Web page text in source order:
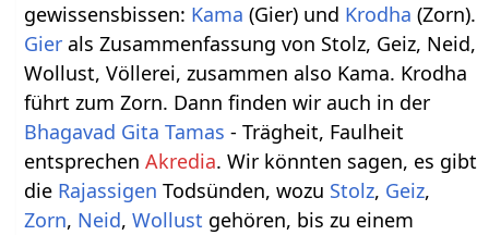
gewissensbissen: Kama (Gier) und Krodha (Zorn).
Gier als Zusammenfassung von Stolz, Geiz, Neid,
Wollust, Völlerei, zusammen also Kama. Krodha
führt zum Zorn. Dann finden wir auch in der
Bhagavad Gita Tamas - Trägheit, Faulheit
entsprechenAkredia. Wir könnten sagen, es gibt
die Rajassigen Todsünden, wozu Stolz, Geiz,
Zorn, Neid,Wollust gehören, bis zu einem